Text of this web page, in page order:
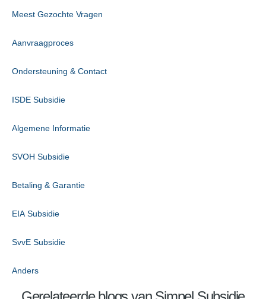
Meest Gezochte Vragen
Aanvraagproces
Ondersteuning & Contact
ISDE Subsidie
Algemene Informatie
SVOH Subsidie
Betaling & Garantie
EIA Subsidie
SvvE Subsidie
Anders